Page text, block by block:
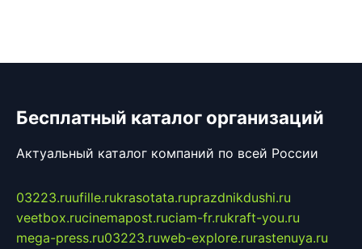
Бесплатный каталог организаций
Актуальный каталог компаний по всей России
03223.ruufille.rukrasotata.ruprazdnikdushi.ru
veetbox.rucinemapost.ruciam-fr.rukraft-you.ru
mega-press.ru03223.ruweb-explore.rurastenuya.ru